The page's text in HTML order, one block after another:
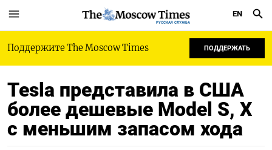
РУССКАЯ СЛУЖБА
EN
Поддержите The Moscow Times ПОДДЕРЖАТЬ
Tesla представила в США
более дешевые Model S, X
с меньшим запасом хода